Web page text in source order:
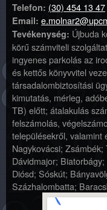
Telefon: (30) 454 13 47
Email:
Tevékenység: Újbuda
körű számviteli
ingyenes parkolás az
és kettős könyvvitel
társadalombiztosítási
kimutatás, mérleg,
TB) előtt; átalakulás
felszámolás,
településekről, valamint
Nagykovácsi;
Dávidmajor;
Diósd; Sóskút;
Százhalombatta;